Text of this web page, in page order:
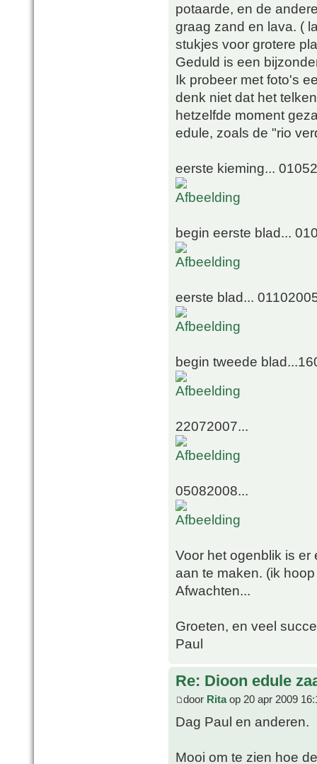
potaarde, en de
graag zand en lava. (
stukjes voor grotere
Geduld is een
Ik probeer met foto's
denk niet dat het
hetzelfde moment
edule, zoals de "rio
eerste kieming...
begin eerste blad...
eerste blad...
begin tweede
22072007...
05082008...
Voor het ogenblik is
aan te maken. (ik
Afwachten...
Groeten, en veel
Paul
Re: Dioon edule
door Ritaop 20 apr 2009
Dag Paul en anderen.
Mooi om te zien hoe